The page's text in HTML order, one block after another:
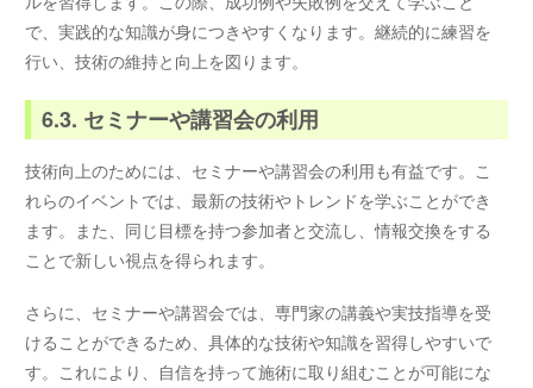
で、実践的な知識が身につきやすくなります。継続的に練習を
行い、技術の維持と向上を図ります。
6.3. セミナーや講習会の利用
技術向上のためには、セミナーや講習会の利用も有益です。こ
れらのイベントでは、最新の技術やトレンドを学ぶことができ
ます。また、同じ目標を持つ参加者と交流し、情報交換をする
ことで新しい視点を得られます。
さらに、セミナーや講習会では、専門家の講義や実技指導を受
けることができるため、具体的な技術や知識を習得しやすいで
す。これにより、自信を持って施術に取り組むことが可能にな